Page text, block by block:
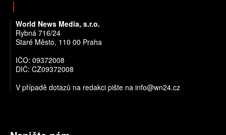
World News Media, s.r.o.
Rybná 716/24
Staré Město, 110 00 Praha
IČO: 09372008
DIČ: CZ09372008
V případě dotazů na redakci pište na info@wn24.cz